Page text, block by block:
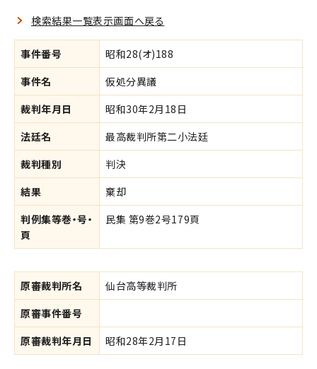
検索結果一覧表示画面へ戻る
事件番号
昭和28(オ)188
事件名
仮処分異議
裁判年月日
昭和30年2月18日
法廷名
最高裁判所第二小法廷
裁判種別
判決
結果
棄却
判例集等巻・号・
頁
民集 第9巻2号179頁
原審裁判所名
仙台高等裁判所
原審事件番号
原審裁判年月日
昭和28年2月17日